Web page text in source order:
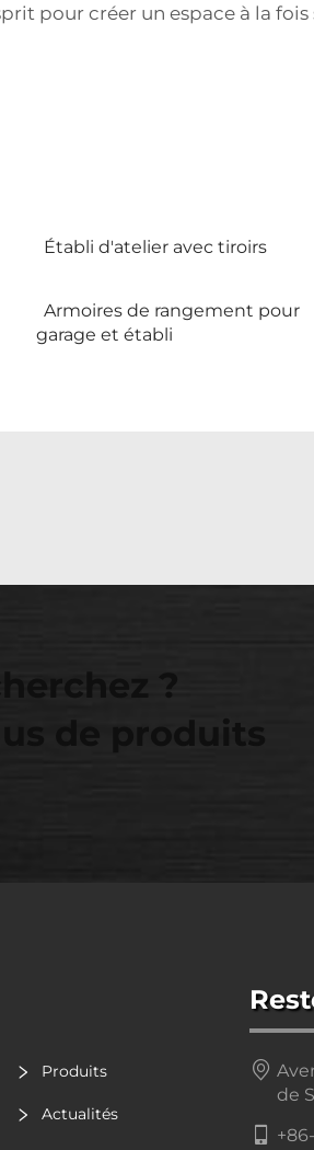
pour créer un espace à la
Établi d'atelier avec tiroirs
Armoires de rangement pour
garage et établi
?
de produits
Produits
Actualités
de